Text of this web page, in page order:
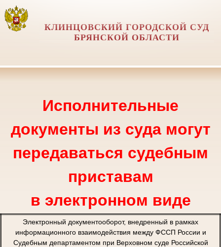
КЛИНЦОВСКИЙ ГОРОДСКОЙ СУД
БРЯНСКОЙ ОБЛАСТИ
Исполнительные
документы из суда могут
передаваться судебным
приставам
в электронном виде
Электронный документооборот, внедренный в рамках
информационного взаимодействия между ФССП России и
Судебным департаментом при Верховном суде Российской